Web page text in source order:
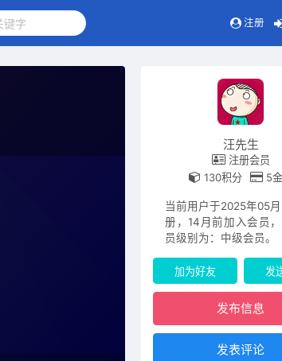
注册
汪先生
注册会员
130积分
5
当前用户于2025年05
册，14月前加入会员
员级别为：中级会员。
加为好友 发
发布信息
发表评论